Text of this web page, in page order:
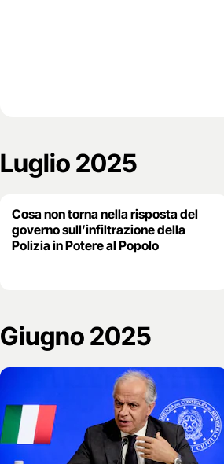
Luglio 2025
Cosa non torna nella risposta del
governo sull’infiltrazione della
Polizia in Potere al Popolo
Giugno 2025